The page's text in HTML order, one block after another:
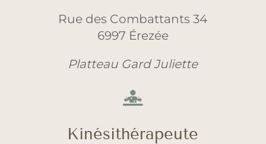
Rue des Combattants 34
6997 Érezée
Platteau Gard Juliette

Kinésithérapeute